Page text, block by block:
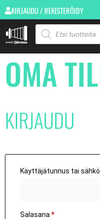
KIRJAUDU / REKISTERÖIDY
OMA
KIRJAUDU
Käyttäjätunnus tai
Salasana *